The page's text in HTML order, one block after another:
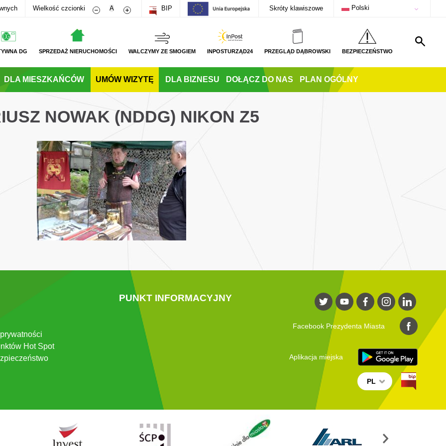
Wielkość czcionki Zmniejsz rozmiar czcionki
A Zwiększ rozmiar czcionki
BIP Skróty klawiszowe Polski
DG SPRZEDAŻ NIERUCHOMOŚCI WALCZYMY ZE SMOGIEM INPOSTURZĄD24 PRZEGLĄD DĄBROWSKI BEZPIECZEŃSTWO
DLA MIESZKAŃCÓW UMÓW WIZYTĘ DLA BIZNESU DOŁĄCZ DO NAS PLAN OGÓLNY
NOWAK (NDDG) NIKON Z5
Hot Spot
PUNKT INFORMACYJNY
Facebook Prezydenta Miasta
Aplikacja miejska
PL